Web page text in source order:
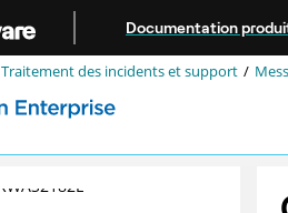
Documentation
Traitement des incidents et support
E